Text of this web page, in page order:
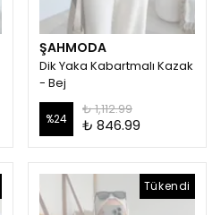
ŞAHMODA
Dik Yaka Kabartmalı Kazak
- Bej
%24
₺ 1,112.99
₺ 846.99
Tükendi